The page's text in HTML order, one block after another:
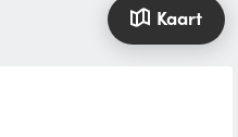
Kaart